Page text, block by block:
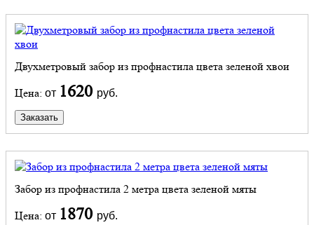
Двухметровый забор из профнастила цвета зеленой хвои
Цена: от 1620 руб.
Заказать
Забор из профнастила 2 метра цвета зеленой мяты
Цена: от 1870 руб.